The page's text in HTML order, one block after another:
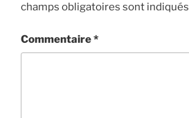
champs obligatoires sont
Commentaire*